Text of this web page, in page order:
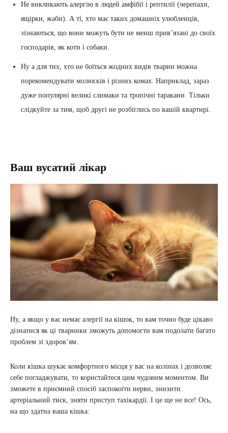
Не викликають алергію в людей амфібії і рептилії (черепахи,
ящірки, жаби). А ті, хто має таких домашніх улюбленців,
зізнаються, що вони можуть бути не менш прив’язані до своїх
господарів, як коти і собаки.
Ну а для тих, хто не боїться жодних видів тварин можна
порекомендувати молюсків і різних комах. Наприклад, зараз
дуже популярні великі слимаки та тропічні таракани. Тільки
слідкуйте за тим, щоб другі не розбіглись по вашій квартирі.
Ваш вусатий лікар
Ну, а якщо у вас немає алергії на кішок, то вам точно буде цікаво
дізнатися як ці тваринки зможуть допомогти вам подолати багато
проблем зі здоров’ям.
Коли кішка шукає комфортного місця у вас на колінах і дозволяє
себе погладжувати, то користайтеся цим чудовим моментом. Ви
зможете в приємний спосіб заспокоїти нерви, знизити
артеріальний тиск, зняти приступ тахікардії. І це ще не все! Ось,
на що здатна ваша кішка: